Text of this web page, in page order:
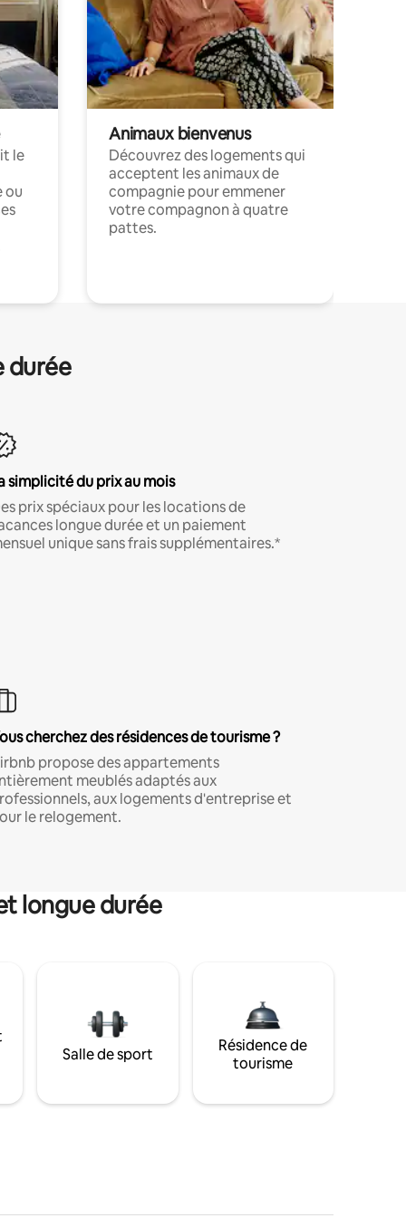
le
ou
Animaux bienvenus
Découvrez des logements qui
acceptent les animaux de
compagnie pour emmener
votre compagnon à quatre
pattes.
durée
simplicité du prix au mois
prix spéciaux pour les locations de
longue durée et un paiement
unique sans frais supplémentaires.*
cherchez des résidences de tourisme ?
propose des appartements
meublés adaptés aux
aux logements d'entreprise et
le relogement.
longue durée
Salle de sport
Résidence de
tourisme